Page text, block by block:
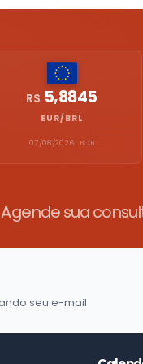
R$ 5,8845
EUR/BRL
07/08/2026 · BCB
Agende sua
seu e-mail